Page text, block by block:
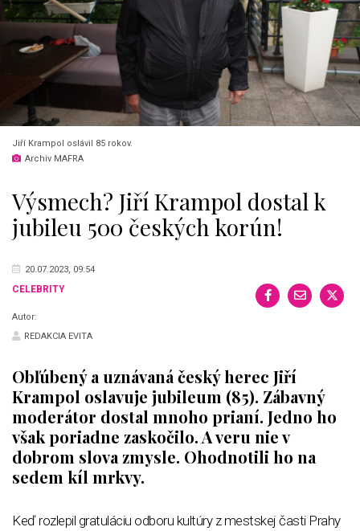
Jiří Krampol oslávil 85 rokov.
Archiv MAFRA
Výsmech? Jiří Krampol dostal k
jubileu 500 českých korún!
20.07.2023, 09:54
CELEBRITY
Autor:
REDAKCIA EVITA
Obľúbený a uznávaná český herec Jiří
Krampol oslavuje jubileum (85). Zábavný
moderátor dostal mnoho prianí. Jedno ho
však poriadne zaskočilo. A veru nie v
dobrom slova zmysle. Ohodnotili ho na
sedem kíl mrkvy.
Keď rozlepil gratuláciu odboru kultúry z mestskej časti Prahy